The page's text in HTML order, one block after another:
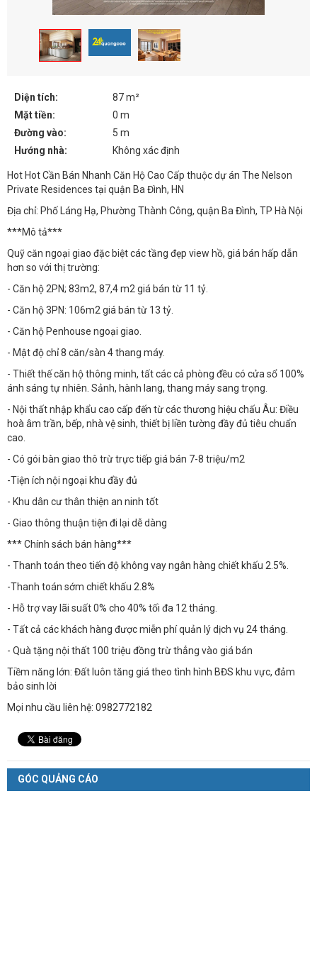
Diện tích:
87 m²
Mặt tiền:
0 m
Đường vào:
5 m
Hướng nhà:
Không xác định
Hot Hot Cần Bán Nhanh Căn Hộ Cao Cấp thuộc dự án The Nelson
Private Residences tại quận Ba Đình, HN
Địa chỉ: Phố Láng Hạ, Phường Thành Công, quận Ba Đình, TP Hà Nội
***Mô tả***
Quỹ căn ngoại giao đặc biệt các tầng đẹp view hồ, giá bán hấp dẫn
hơn so với thị trường:
- Căn hộ 2PN; 83m2, 87,4 m2 giá bán từ 11 tỷ.
- Căn hộ 3PN: 106m2 giá bán từ 13 tỷ.
- Căn hộ Penhouse ngoại giao.
- Mật độ chỉ 8 căn/sàn 4 thang máy.
- Thiết thế căn hộ thông minh, tất các cả phòng đều có cửa sổ 100%
ánh sáng tự nhiên. Sảnh, hành lang, thang máy sang trọng.
- Nội thất nhập khẩu cao cấp đến từ các thương hiệu chấu Âu: Điều
hoà âm trần, bếp, nhà vệ sinh, thiết bị liền tường đầy đủ tiêu chuẩn
cao.
- Có gói bàn giao thô trừ trực tiếp giá bán 7-8 triệu/m2
-Tiện ích nội ngoại khu đầy đủ
- Khu dân cư thân thiện an ninh tốt
- Giao thông thuận tiện đi lại dễ dàng
*** Chính sách bán hàng***
- Thanh toán theo tiến độ không vay ngân hàng chiết khấu 2.5%.
-Thanh toán sớm chiết khấu 2.8%
- Hỗ trợ vay lãi suất 0% cho 40% tối đa 12 tháng.
- Tất cả các khách hàng được miễn phí quản lý dịch vụ 24 tháng.
- Quà tặng nội thất 100 triệu đồng trừ thẳng vào giá bán
Tiềm năng lớn: Đất luôn tăng giá theo tình hình BĐS khu vực, đảm
bảo sinh lời
Mọi nhu cầu liên hệ: 0982772182
GÓC QUẢNG CÁO